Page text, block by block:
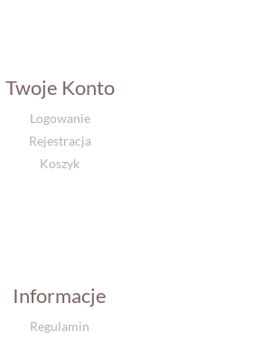
Twoje Konto
Logowanie
Rejestracja
Koszyk
Informacje
Regulamin